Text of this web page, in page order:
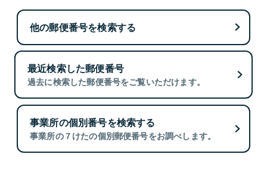
他の郵便番号を検索する
最近検索した郵便番号
過去に検索した郵便番号をご覧いただけます。
事業所の個別番号を検索する
事業所の７けたの個別郵便番号をお調べします。